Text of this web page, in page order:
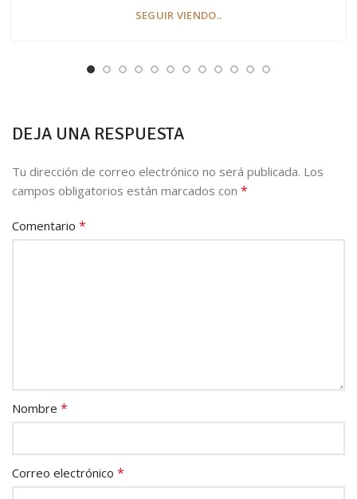
SEGUIR VIENDO..
DEJA UNA RESPUESTA
Tu dirección de correo electrónico no será publicada. Los
campos obligatorios están marcados con *
Comentario *
Nombre *
Correo electrónico *